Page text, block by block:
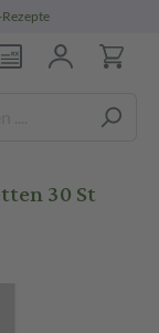
30 St